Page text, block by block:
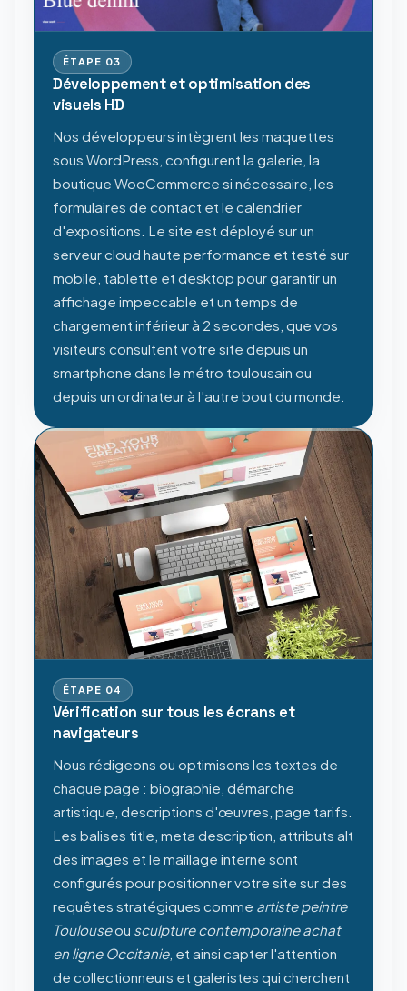
ÉTAPE 03
Développement et optimisation des
visuels HD
Nos développeurs intègrent les maquettes
sous WordPress, configurent la galerie, la
boutique WooCommerce si nécessaire, les
formulaires de contact et le calendrier
d'expositions. Le site est déployé sur un
serveur cloud haute performance et testé sur
mobile, tablette et desktop pour garantir un
affichage impeccable et un temps de
chargement inférieur à 2 secondes, que vos
visiteurs consultent votre site depuis un
smartphone dans le métro toulousain ou
depuis un ordinateur à l'autre bout du monde.
ÉTAPE 04
Vérification sur tous les écrans et
navigateurs
Nous rédigeons ou optimisons les textes de
chaque page : biographie, démarche
artistique, descriptions d'œuvres, page tarifs.
Les balises title, meta description, attributs alt
des images et le maillage interne sont
configurés pour positionner votre site sur des
requêtes stratégiques comme artiste peintre
Toulouseou sculpture contemporaine achat
en ligne Occitanie, et ainsi capter l'attention
de collectionneurs et galeristes qui cherchent